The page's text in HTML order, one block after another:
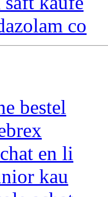
co
bestel
en li
kau